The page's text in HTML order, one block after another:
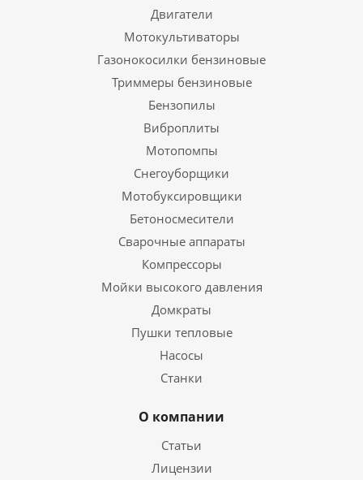
Двигатели
Мотокультиваторы
Газонокосилки бензиновые
Триммеры бензиновые
Бензопилы
Виброплиты
Мотопомпы
Снегоуборщики
Мотобуксировщики
Бетоносмесители
Сварочные аппараты
Компрессоры
Мойки высокого давления
Домкраты
Пушки тепловые
Насосы
Станки
О компании
Статьи
Лицензии